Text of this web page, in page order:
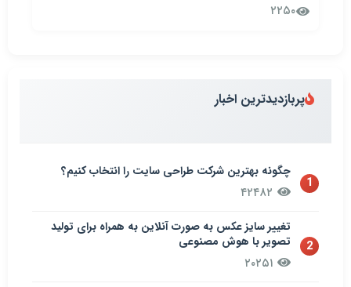
۲۲۵۰
پربازدیدترین اخبار
1
چگونه بهترین شرکت طراحی سایت را انتخاب کنیم؟
2
تغییر سایز عکس به صورت آنلاین به همراه برای تولید
تصویر با هوش مصنوعی
۲۰۲۵۱